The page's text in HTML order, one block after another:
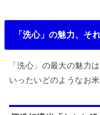
「洗心」の魅力、そ
「洗心」の最大の魅力
いったいどのようなお